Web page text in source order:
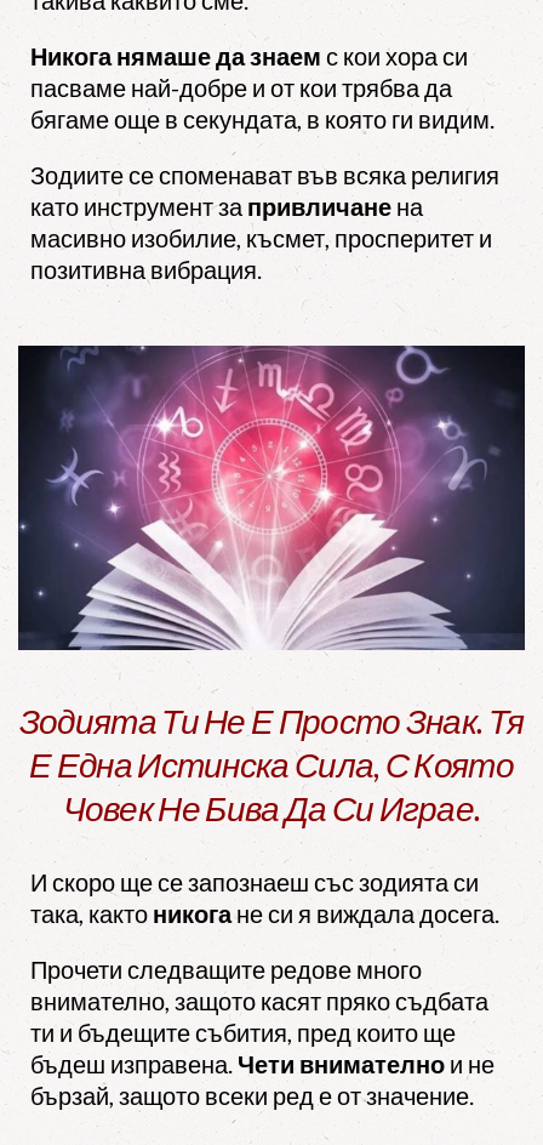
Никога нямаше да знаем с кои хора си
пасваме най-добре и от кои трябва да
бягаме още в секундата, в която ги видим.
Зодиите се споменават във всяка религия
като инструмент за привличане на
масивно изобилие, късмет, просперитет и
позитивна вибрация.
Зодията Ти Не Е Просто Знак. Тя
Е Една Истинска Сила, С Която
Човек Не Бива Да Си Играе.
И скоро ще се запознаеш със зодията си
така, както никогане си я виждала досега.
Прочети следващите редове много
внимателно, защото касят пряко съдбата
ти и бъдещите събития, пред които ще
бъдеш изправена. Чети внимателно и не
бързай, защото всеки ред е от значение.